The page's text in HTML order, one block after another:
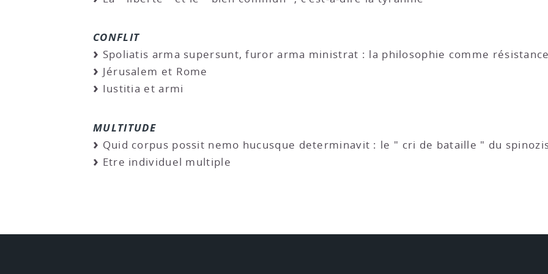
CONFLIT
Spoliatis arma supersunt, furor arma ministrat : la philosophie comme résistance
Jérusalem et Rome
Iustitia et armi
MULTITUDE
Quid corpus possit nemo hucusque determinavit : le " cri de bataille " du
Etre individuel multiple